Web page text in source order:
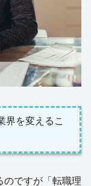
界を変えるこ
のですが「転職理